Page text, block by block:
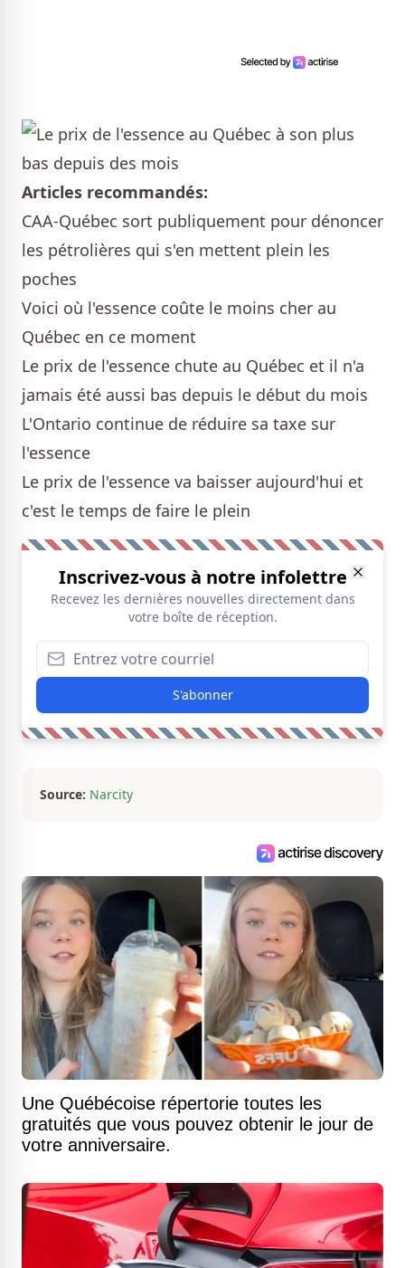
Articles recommandés:
CAA-Québec sort publiquement pour dénoncer
les pétrolières qui s'en mettent plein les
poches
Voici où l'essence coûte le moins cher au
Québec en ce moment
Le prix de l'essence chute au Québec et il n'a
jamais été aussi bas depuis le début du mois
L'Ontario continue de réduire sa taxe sur
l'essence
Le prix de l'essence va baisser aujourd'hui et
c'est le temps de faire le plein
Inscrivez-vous à notre infolettre
Recevez les dernières nouvelles directement dans
votre boîte de réception.
S'abonner
Source: Narcity
Une Québécoise répertorie toutes les
gratuités que vous pouvez obtenir le jour de
votre anniversaire.